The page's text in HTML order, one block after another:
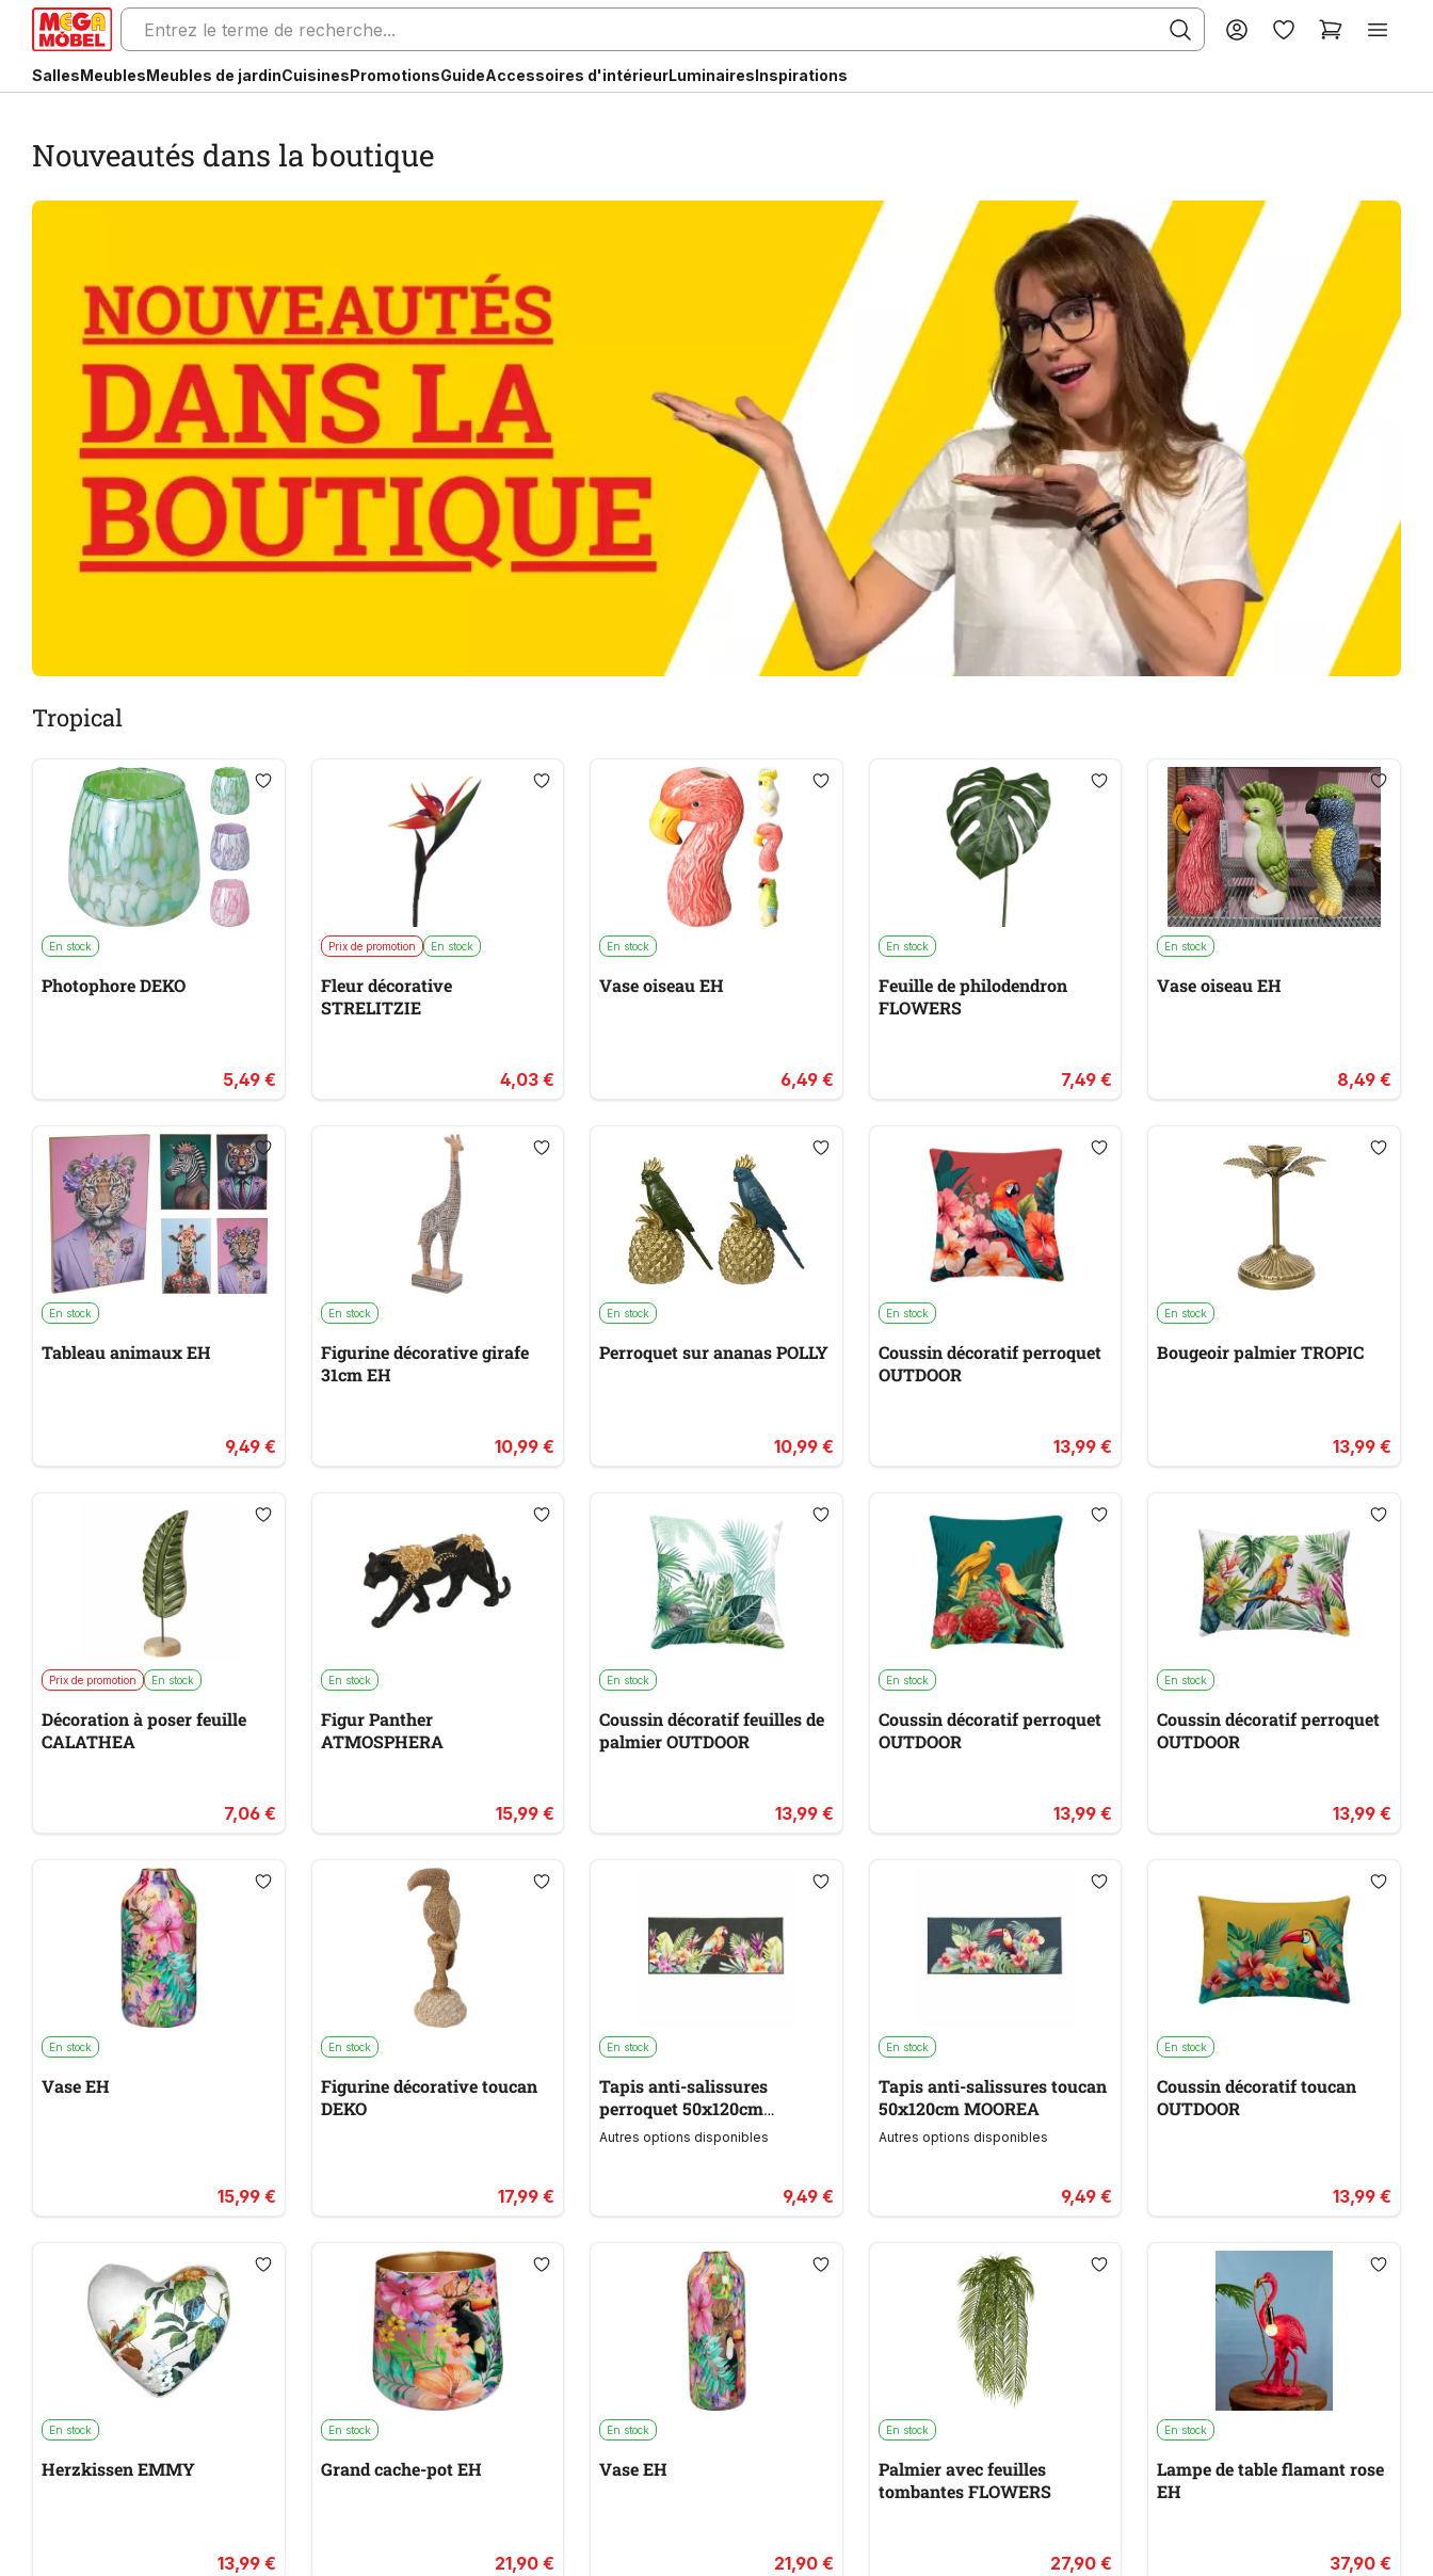
SallesMeublesMeubles de jardinCuisinesPromotionsGuideAccessoires d'intérieurLuminairesInspirations
Nouveautés dans la boutique
Tropical
En stock
Photophore DEKO
5,49 €
Prix de promotion En stock
Fleur décorative
STRELITZIE
4,03 €
En stock
Vase oiseau EH
6,49 €
En stock
Feuille de philodendron
FLOWERS
7,49 €
En stock
Vase oiseau EH
8,49 €
En stock
Tableau animaux EH
9,49 €
En stock
Figurine décorative girafe
31cm EH
10,99 €
En stock
Perroquet sur ananas POLLY
10,99 €
En stock
Coussin décoratif perroquet
OUTDOOR
13,99 €
En stock
Bougeoir palmier TROPIC
13,99 €
Prix de promotion En stock
Décoration à poser feuille
CALATHEA
7,06 €
En stock
Figur Panther
ATMOSPHERA
15,99 €
En stock
Coussin décoratif feuilles de
palmier OUTDOOR
13,99 €
En stock
Coussin décoratif perroquet
OUTDOOR
13,99 €
En stock
Coussin décoratif perroquet
OUTDOOR
13,99 €
En stock
Vase EH
15,99 €
En stock
Figurine décorative toucan
DEKO
17,99 €
En stock
Tapis anti-salissures
perroquet 50x120cm
NOUMEA
Autres options disponibles
9,49 €
En stock
Tapis anti-salissures toucan
50x120cm MOOREA
Autres options disponibles
9,49 €
En stock
Coussin décoratif toucan
OUTDOOR
13,99 €
En stock
Herzkissen EMMY
13,99 €
En stock
Grand cache-pot EH
21,90 €
En stock
Vase EH
21,90 €
En stock
Palmier avec feuilles
tombantes FLOWERS
27,90 €
En stock
Lampe de table flamant rose
EH
37,90 €